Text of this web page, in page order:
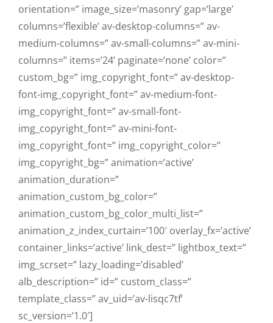
orientation=” image_size=’masonry’ gap=’large’
columns=’flexible’ av-desktop-columns=” av-
medium-columns=” av-small-columns=” av-mini-
columns=” items=’24’ paginate=’none’ color=”
custom_bg=” img_copyright_font=” av-desktop-
font-img_copyright_font=” av-medium-font-
img_copyright_font=” av-small-font-
img_copyright_font=” av-mini-font-
img_copyright_font=” img_copyright_color=”
img_copyright_bg=” animation=’active’
animation_duration=”
animation_custom_bg_color=”
animation_custom_bg_color_multi_list=”
animation_z_index_curtain=’100′ overlay_fx=’active’
container_links=’active’ link_dest=” lightbox_text=”
img_scrset=” lazy_loading=’disabled’
alb_description=” id=” custom_class=”
template_class=” av_uid=’av-lisqc7tf’
sc_version=’1.0′]